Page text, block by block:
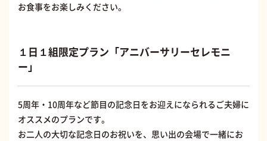
お食事をお楽しみください。
１日１組限定プラン「アニバーサリーセレモニ
ー」
5周年・10周年など節目の記念日をお迎えになられるご夫婦に
オススメのプランです。
お二人の大切な記念日のお祝いを、思い出の会場で一緒にお